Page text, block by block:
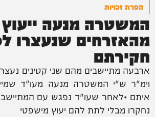
הפרת זכויות
המשטרה מנעה
מהאזרחים שנעצרו
חקירתם
ארבעה מתיישבים מהם שני קטינים
וימ"ר ש"י המשטרה מנעה מעו"ד
איתם •לאחר שעו"ד נפגש עם
נחקרו מבלי לתת להם יעוץ מישפטי